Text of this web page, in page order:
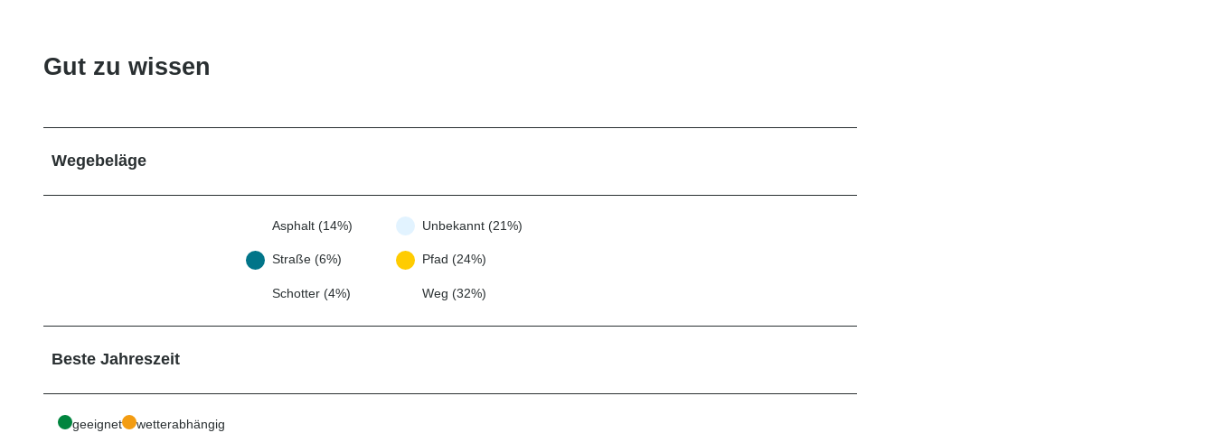
Gut zu wissen
Wegebeläge
Asphalt (14%) Unbekannt (21%)
Straße (6%) Pfad (24%)
Schotter (4%) Weg (32%)
Beste Jahreszeit
geeignet wetterabhängig